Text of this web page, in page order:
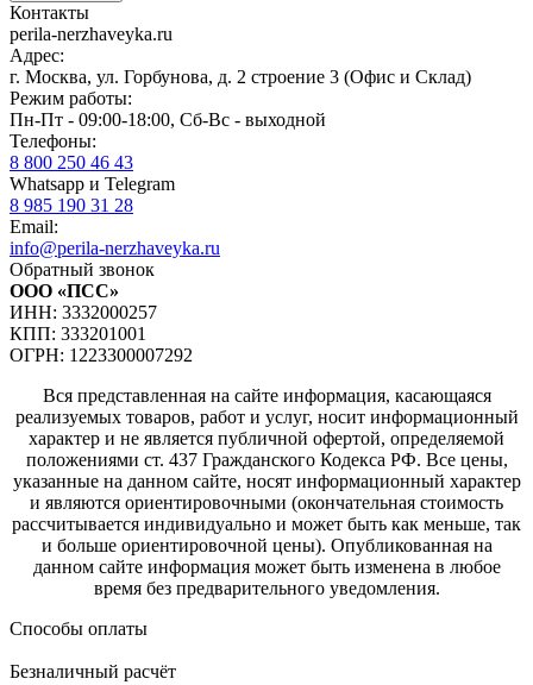
Контакты
perila-nerzhaveyka.ru
Адрес:
г. Москва, ул. Горбунова, д. 2 строение 3 (Офис и Склад)
Режим работы:
Пн-Пт - 09:00-18:00, Сб-Вс - выходной
Телефоны:
8 800 250 46 43
Whatsapp и Telegram
8 985 190 31 28
Email:
info@perila-nerzhaveyka.ru
Обратный звонок
ООО «ПСС»
ИНН: 3332000257
КПП: 333201001
ОГРН: 1223300007292
Вся представленная на сайте информация, касающаяся
реализуемых товаров, работ и услуг, носит информационный
характер и не является публичной офертой, определяемой
положениями ст. 437 Гражданского Кодекса РФ. Все цены,
указанные на данном сайте, носят информационный характер
и являются ориентировочными (окончательная стоимость
рассчитывается индивидуально и может быть как меньше, так
и больше ориентировочной цены). Опубликованная на
данном сайте информация может быть изменена в любое
время без предварительного уведомления.
Способы оплаты
Безналичный расчёт